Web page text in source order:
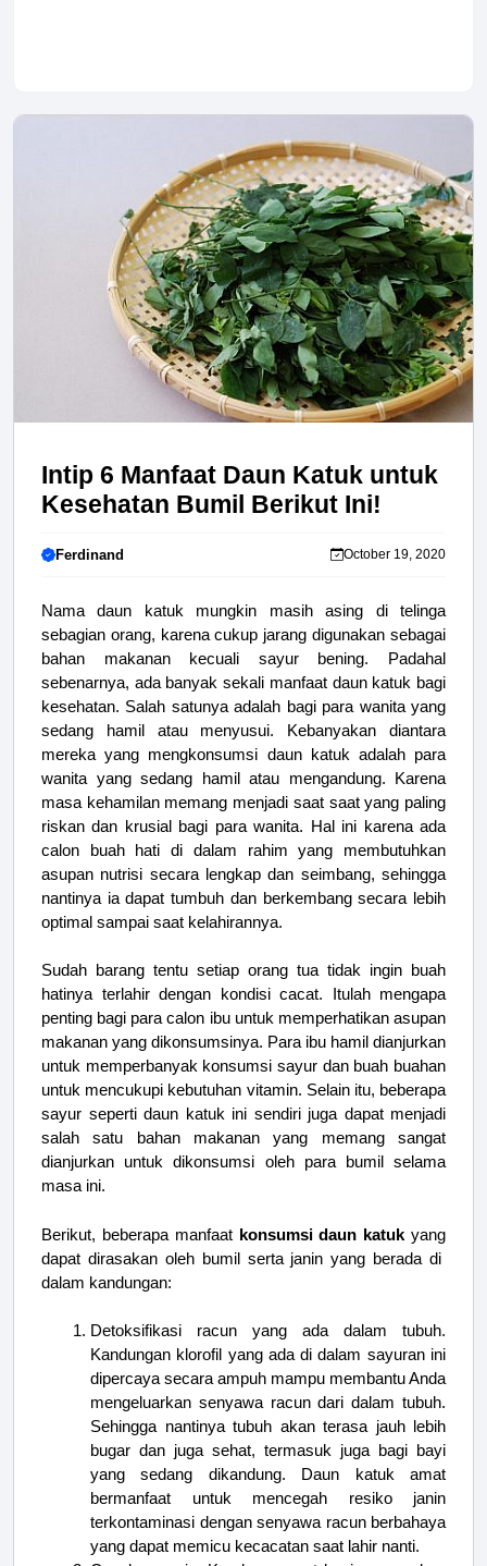
Intip 6 Manfaat Daun Katuk untuk
Kesehatan Bumil Berikut Ini!
Ferdinand October 19, 2020
Nama daun katuk mungkin masih asing di telinga
sebagian orang, karena cukup jarang digunakan sebagai
bahan makanan kecuali sayur bening. Padahal
sebenarnya, ada banyak sekali manfaat daun katuk bagi
kesehatan. Salah satunya adalah bagi para wanita yang
sedang hamil atau menyusui. Kebanyakan diantara
mereka yang mengkonsumsi daun katuk adalah para
wanita yang sedang hamil atau mengandung. Karena
masa kehamilan memang menjadi saat saat yang paling
riskan dan krusial bagi para wanita. Hal ini karena ada
calon buah hati di dalam rahim yang membutuhkan
asupan nutrisi secara lengkap dan seimbang, sehingga
nantinya ia dapat tumbuh dan berkembang secara lebih
optimal sampai saat kelahirannya.
Sudah barang tentu setiap orang tua tidak ingin buah
hatinya terlahir dengan kondisi cacat. Itulah mengapa
penting bagi para calon ibu untuk memperhatikan asupan
makanan yang dikonsumsinya. Para ibu hamil dianjurkan
untuk memperbanyak konsumsi sayur dan buah buahan
untuk mencukupi kebutuhan vitamin. Selain itu, beberapa
sayur seperti daun katuk ini sendiri juga dapat menjadi
salah satu bahan makanan yang memang sangat
dianjurkan untuk dikonsumsi oleh para bumil selama
masa ini.
Berikut, beberapa manfaat konsumsi daun katuk yang
dapat dirasakan oleh bumil serta janin yang berada di
dalam kandungan:
Detoksifikasi racun yang ada dalam tubuh.
Kandungan klorofil yang ada di dalam sayuran ini
dipercaya secara ampuh mampu membantu Anda
mengeluarkan senyawa racun dari dalam tubuh.
Sehingga nantinya tubuh akan terasa jauh lebih
bugar dan juga sehat, termasuk juga bagi bayi
yang sedang dikandung. Daun katuk amat
bermanfaat untuk mencegah resiko janin
terkontaminasi dengan senyawa racun berbahaya
yang dapat memicu kecacatan saat lahir nanti.